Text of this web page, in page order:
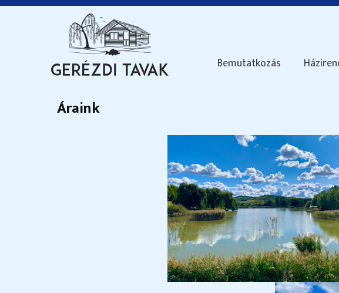
Bemutatkozás
Áraink